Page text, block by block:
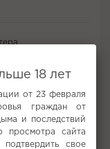
18 лет
от 23 февраля
граждан от
и последствий
просмотра сайта
свое